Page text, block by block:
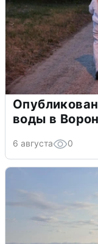
воды в
6 августа 0